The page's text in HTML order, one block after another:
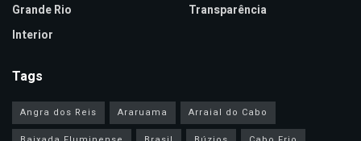
Grande Rio
Interior
Transparência
Tags
Angra dos Reis Araruama
Arraial do Cabo